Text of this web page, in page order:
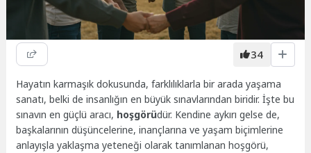
34
Hayatın karmaşık dokusunda, farklılıklarla bir arada yaşama
sanatı, belki de insanlığın en büyük sınavlarından biridir. İşte bu
sınavın en güçlü aracı, hoşgörüdür. Kendine aykırı gelse de,
başkalarının düşüncelerine, inançlarına ve yaşam biçimlerine
anlayışla yaklaşma yeteneği olarak tanımlanan hoşgörü,